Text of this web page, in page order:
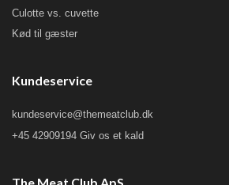
Culotte vs. cuvette
Kød til gæster
Kundeservice
kundeservice@themeatclub.dk
+45 42909194 Giv os et kald